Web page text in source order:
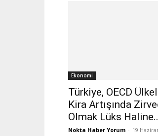
Ekonomi
Türkiye, OECD
Kira Artışında
Olmak Lüks
Nokta Haber Yorum - 19